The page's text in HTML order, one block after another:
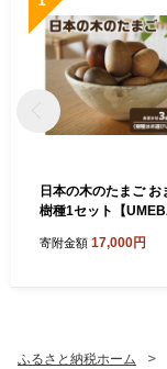
日本の木のたまご お
樹種1セット【
寄附金額 17,000円
ふるさと納税ホーム